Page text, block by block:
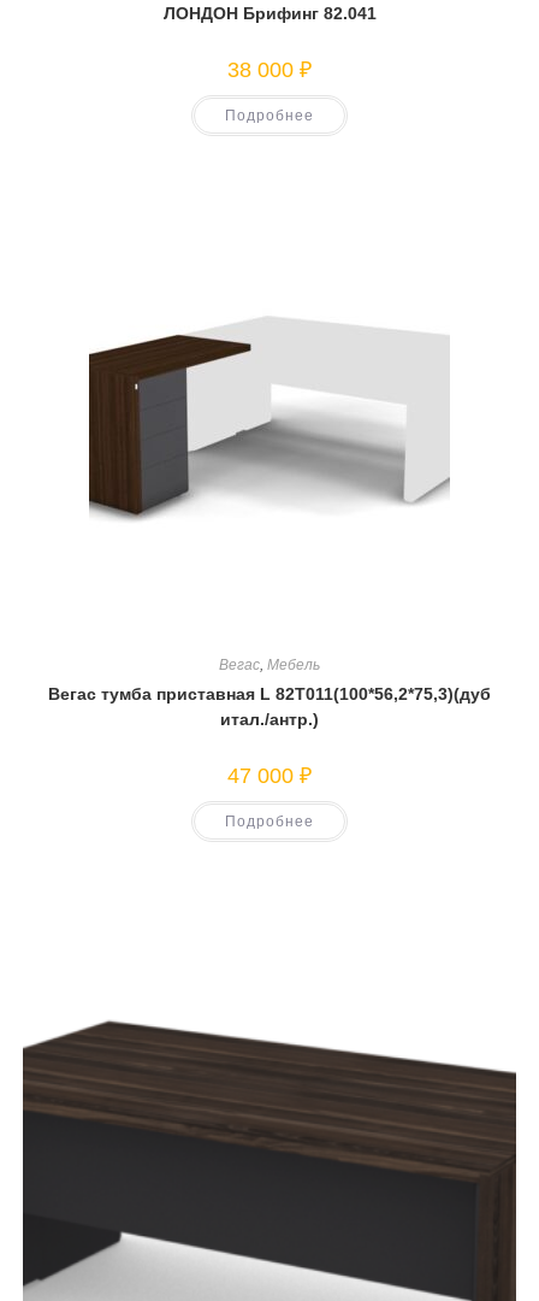
ЛОНДОН Брифинг 82.041
38 000 ₽
Подробнее
Вегас Мебель
Вегас тумба приставная L 82T011(100*56,2*75,3)(дуб
итал./антр.)
47 000 ₽
Подробнее